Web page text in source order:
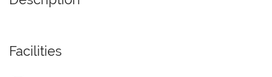
Facilities